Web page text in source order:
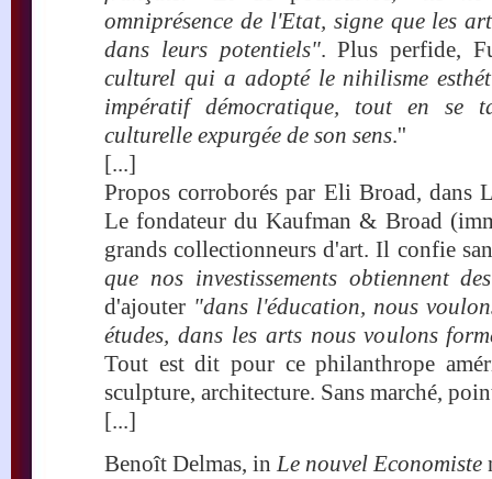
omniprésence de l'Etat, signe que les
dans leurs potentiels". Plus perfide,
culturel qui a adopté le nihilisme
impératif démocratique, tout en se
culturelle expurgée de son sens.''
[...]
Propos corroborés par Eli Broad, dans
Le fondateur du Kaufman & Broad
grands collectionneurs d'art. Il confie
que nos investissements obtiennent
d'ajouter "dans l'éducation, nous
études, dans les arts nous voulons
Tout est dit pour ce philanthrope
sculpture, architecture. Sans marché,
[...]
Benoît Delmas, in Le nouvel Economiste